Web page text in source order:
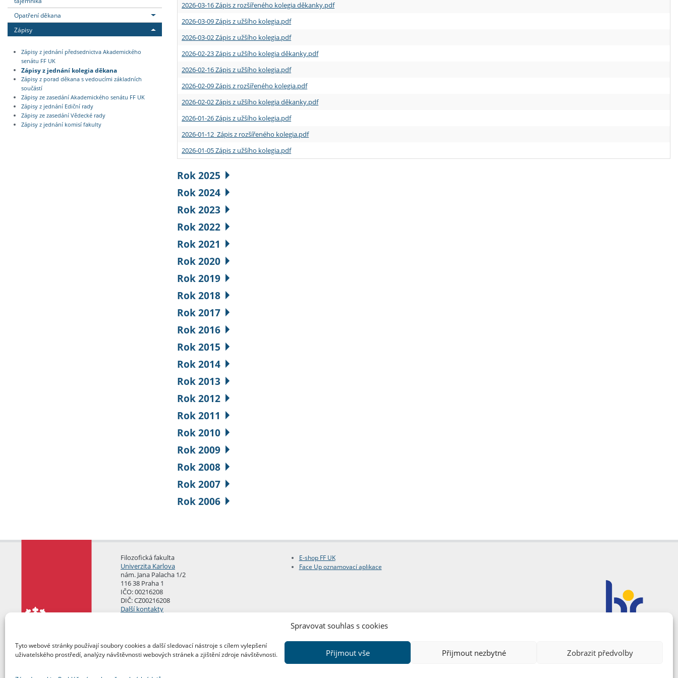
Spravovat souhlas s cookies
Tyto webové stránky používají soubory cookies a další sledovací nástroje s cílem vylepšení
uživatelského prostředí, analýzy návštěvnosti webových stránek a zjištění zdroje návštěvnosti.
Přijmout vše Přijmout nezbytné Zobrazit předvolby
Opatření děkana
Zápisy
Zápisy z jednání předsednictva Akademického
senátu FF UK
Zápisy z jednání kolegia děkana
Zápisy z porad děkana s vedoucími základních
součástí
Zápisy ze zasedání Akademického senátu FF UK
Zápisy z jednání Ediční rady
Zápisy ze zasedání Vědecké rady
Zápisy z jednání komisí fakulty
2026-03-16 Zápis z rozšířeného kolegia děkanky.pdf
2026-03-09 Zápis z užšího kolegia.pdf
2026-03-02 Zápis z užšího kolegia.pdf
2026-02-23 Zápis z užšího kolegia děkanky.pdf
2026-02-16 Zápis z užšího kolegia.pdf
2026-02-09 Zápis z rozšířeného kolegia.pdf
2026-02-02 Zápis z užšího kolegia děkanky.pdf
2026-01-26 Zápis z užšího kolegia.pdf
2026-01-12 Zápis z rozšířeného kolegia.pdf
2026-01-05 Zápis z užšího kolegia.pdf
Rok 2025
Rok 2024
Rok 2023
Rok 2022
Rok 2021
Rok 2020
Rok 2019
Rok 2018
Rok 2017
Rok 2016
Rok 2015
Rok 2014
Rok 2013
Rok 2012
Rok 2011
Rok 2010
Rok 2009
Rok 2008
Rok 2007
Rok 2006
Filozofická fakulta
Univerzita Karlova
nám. Jana Palacha 1/2
116 38 Praha 1
IČO: 00216208
DIČ: CZ00216208
Další kontakty
E-shop FF UK
Face Up oznamovací aplikace